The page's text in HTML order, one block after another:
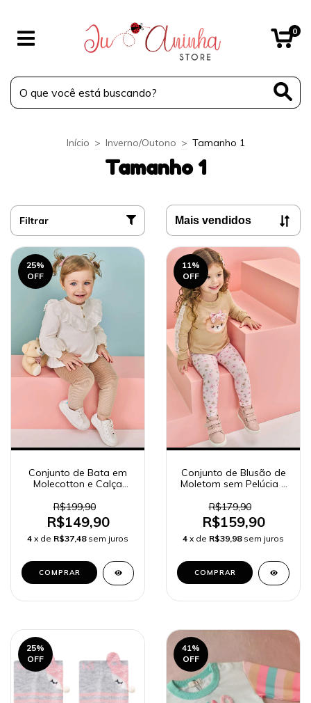
0
Início > Inverno/Outono > Tamanho 1
Tamanho 1
Filtrar
25%
OFF
Conjunto de Bata em
Molecotton e Calça
Cotelê com Elastano
Kukiê Bebê Menina
R$199,90
R$149,90
4 x de R$37,48 sem juros
COMPRAR
11%
OFF
Conjunto de Blusão de
Moletom sem Pelúcia e
Canelado Kukiê Bebê
Menina 80347
R$179,90
R$159,90
4 x de R$39,98 sem juros
COMPRAR
25%
OFF
41%
OFF